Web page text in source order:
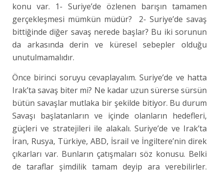
konu var. 1- Suriye’de özlenen barışın tamamen
gerçekleşmesi mümkün müdür? 2- Suriye’de savaş
bittiğinde diğer savaş nerede başlar? Bu iki sorunun
da arkasında derin ve küresel sebepler olduğu
unutulmamalıdır.
Önce birinci soruyu cevaplayalım. Suriye’de ve hatta
Irak’ta savaş biter mi? Ne kadar uzun sürerse sürsün
bütün savaşlar mutlaka bir şekilde bitiyor. Bu durum
Savaşı başlatanların ve içinde olanların hedefleri,
güçleri ve stratejileri ile alakalı. Suriye’de ve Irak’ta
İran, Rusya, Türkiye, ABD, İsrail ve İngiltere’nin direk
çıkarları var. Bunların çatışmaları söz konusu. Belki
de taraflar şimdilik tamam deyip ara verebilirler.